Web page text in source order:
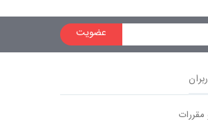
عضویت
مقررات